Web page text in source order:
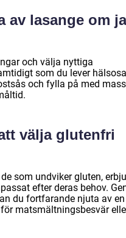
av lasange om
och välja nyttiga
som du lever
och fylla på med
välja glutenfri
som undviker gluten,
efter deras behov.
du fortfarande njuta av
matsmältningsbesvär